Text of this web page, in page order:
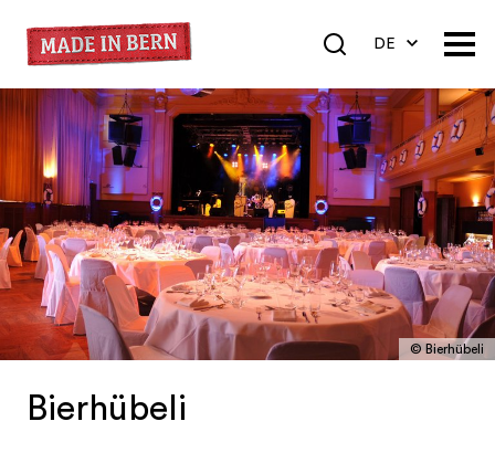
DE
© Bierhübeli
Bierhübeli